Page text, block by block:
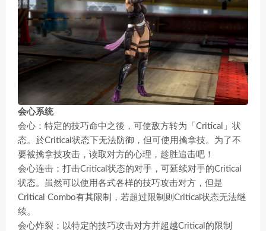
会心系统
会心：特定的技巧命中之後，可使敌方转为「Critical」状
态。於Critical状态下无法防御，但可使用擒拿技。为了不
要被擒拿技攻击，读取对方的心理，趁胜追击吧！
会心连击：打击Critical状态的对手，可延续对手的Critical
状态。虽然可以使用各式各样的技巧攻击对方，但是
Critical Combo有其限制，若超过限制则Critical状态无法继
续。
会心炸裂：以特定的技巧攻击对方并超越Critical的限制